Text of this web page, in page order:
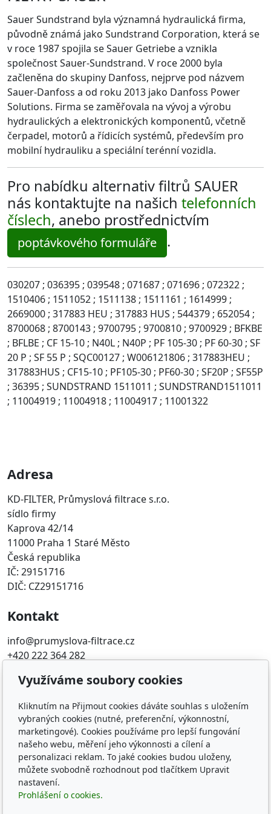
Sauer Sundstrand byla významná hydraulická firma,
původně známá jako Sundstrand Corporation, která se
v roce 1987 spojila se Sauer Getriebe a vznikla
společnost Sauer-Sundstrand. V roce 2000 byla
začleněna do skupiny Danfoss, nejprve pod názvem
Sauer-Danfoss a od roku 2013 jako Danfoss Power
Solutions. Firma se zaměřovala na vývoj a výrobu
hydraulických a elektronických komponentů, včetně
čerpadel, motorů a řídicích systémů, především pro
mobilní hydrauliku a speciální terénní vozidla.
Pro nabídku alternativ filtrů SAUER
nás kontaktujte na našich telefonních
číslech, anebo prostřednictvím
poptávkového formuláře .
030207 ; 036395 ; 039548 ; 071687 ; 071696 ; 072322 ;
1510406 ; 1511052 ; 1511138 ; 1511161 ; 1614999 ;
2669000 ; 317883 HEU ; 317883 HUS ; 544379 ; 652054 ;
8700068 ; 8700143 ; 9700795 ; 9700810 ; 9700929 ; BFKBE
; BFLBE ; CF 15-10 ; N40L ; N40P ; PF 105-30 ; PF 60-30 ; SF
20 P ; SF 55 P ; SQC00127 ; W006121806 ; 317883HEU ;
317883HUS ; CF15-10 ; PF105-30 ; PF60-30 ; SF20P ; SF55P
; 36395 ; SUNDSTRAND 1511011 ; SUNDSTRAND1511011
; 11004919 ; 11004918 ; 11004917 ; 11001322
Adresa
KD-FILTER, Průmyslová filtrace s.r.o.
sídlo firmy
Kaprova 42/14
11000 Praha 1 Staré Město
Česká republika
IČ: 29151716
DIČ: CZ29151716
Kontakt
info@prumyslova-filtrace.cz
+420 222 364 282
Oblíbené odkazy
Katalog filtrů MANN
KDFILTER.CZ
FILTR-FILTRY.CZ
FILTER-FILTERS.EU
Vyhledávání filtrů podle rozměru
Sledujte nás
Využíváme soubory cookies
Kliknutím na Přijmout cookies dáváte souhlas s uložením
vybraných cookies (nutné, preferenční, výkonnostní,
marketingové). Cookies používáme pro lepší fungování
našeho webu, měření jeho výkonnosti a cílení a
personalizaci reklam. To jaké cookies budou uloženy,
můžete svobodně rozhodnout pod tlačítkem Upravit
nastavení.
Prohlášení o cookies.